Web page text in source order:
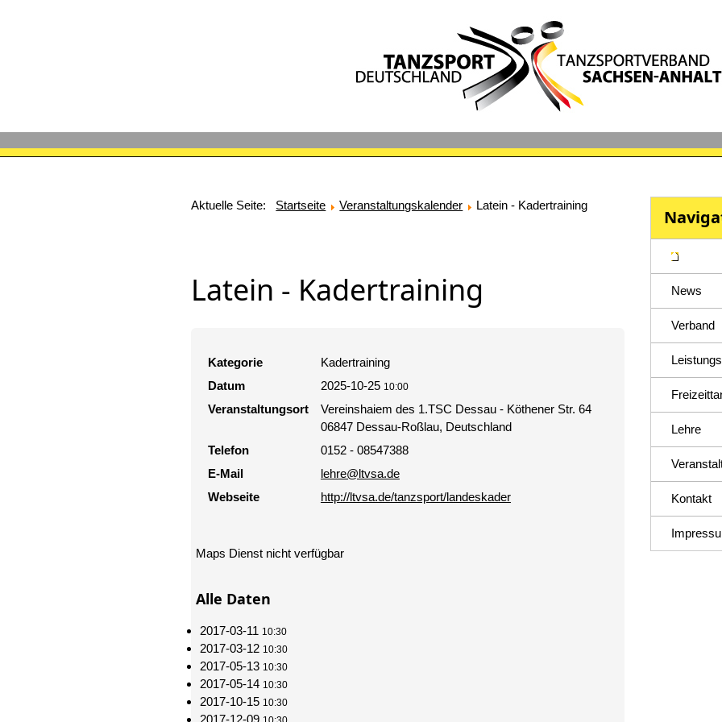
Aktuelle Seite: Startseite Veranstaltungskalender Latein - Kadertraining
Latein - Kadertraining
Kategorie
Kadertraining
Datum
2025-10-25 10:00
Veranstaltungsort
Vereinshaiem des 1.TSC Dessau - Köthener Str. 64
06847 Dessau-Roßlau, Deutschland
Telefon
0152 - 08547388
E-Mail
lehre@ltvsa.de
Webseite
http://ltvsa.de/tanzsport/landeskader
Maps Dienst nicht verfügbar
Alle Daten
2017-03-11 10:30
2017-03-12 10:30
2017-05-13 10:30
2017-05-14 10:30
2017-10-15 10:30
News
Verband
Lehre
Kontakt